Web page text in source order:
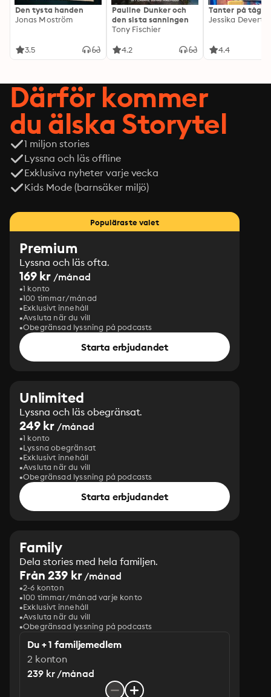
Den tysta handen
Jonas Moström
3.5
Pauline Dunker och
den sista sanningen
Tony Fischier
4.2
Tanter på tåg
Jessika Devert
4.4
Därför kommer
du älska Storytel
1 miljon stories
Lyssna och läs offline
Exklusiva nyheter varje vecka
Kids Mode (barnsäker miljö)
Populäraste valet
Premium
Lyssna och läs ofta.
169 kr /månad
1 konto
100 timmar/månad
Exklusivt innehåll
Avsluta när du vill
Obegränsad lyssning på podcasts
Starta erbjudandet
Unlimited
Lyssna och läs obegränsat.
249 kr /månad
1 konto
Lyssna obegränsat
Exklusivt innehåll
Avsluta när du vill
Obegränsad lyssning på podcasts
Starta erbjudandet
Family
Dela stories med hela familjen.
Från 239 kr/månad
2-6 konton
100 timmar/månad varje konto
Exklusivt innehåll
Avsluta när du vill
Obegränsad lyssning på podcasts
Du + 1 familjemedlem
2 konton
239 kr /månad